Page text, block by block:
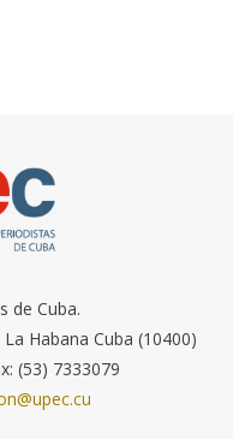
de Cuba.
Habana Cuba (10400)
(53) 7333079